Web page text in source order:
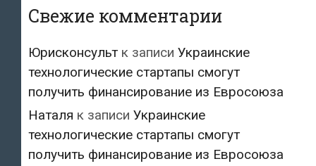
Свежие комментарии
Юрисконсульт к записи Украинские
технологические стартапы смогут
получить финансирование из Евросоюза
Наталя к записи Украинские
технологические стартапы смогут
получить финансирование из Евросоюза